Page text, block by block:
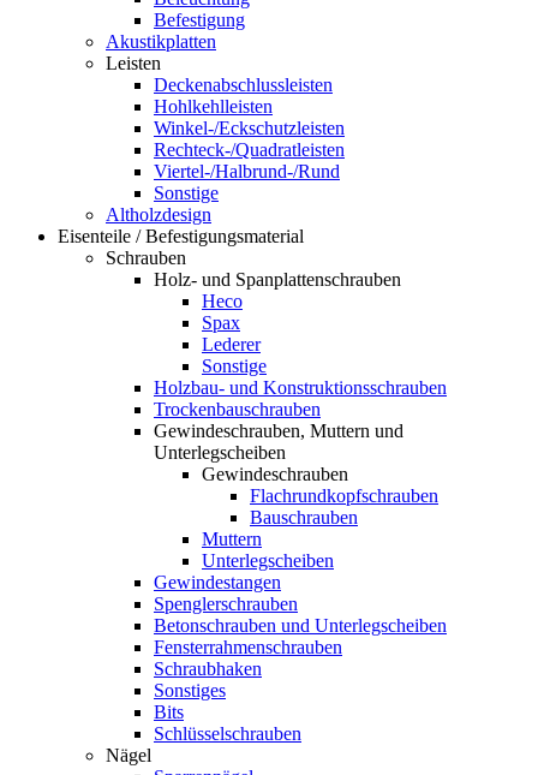
Befestigung
Akustikplatten
Leisten
Deckenabschlussleisten
Hohlkehlleisten
Winkel-/Eckschutzleisten
Rechteck-/Quadratleisten
Viertel-/Halbrund-/Rund
Sonstige
Altholzdesign
Eisenteile / Befestigungsmaterial
Schrauben
Holz- und Spanplattenschrauben
Heco
Spax
Lederer
Sonstige
Holzbau- und Konstruktionsschrauben
Trockenbauschrauben
Gewindeschrauben, Muttern und
Unterlegscheiben
Gewindeschrauben
Flachrundkopfschrauben
Bauschrauben
Muttern
Unterlegscheiben
Gewindestangen
Spenglerschrauben
Betonschrauben und Unterlegscheiben
Fensterrahmenschrauben
Schraubhaken
Sonstiges
Bits
Schlüsselschrauben
Nägel